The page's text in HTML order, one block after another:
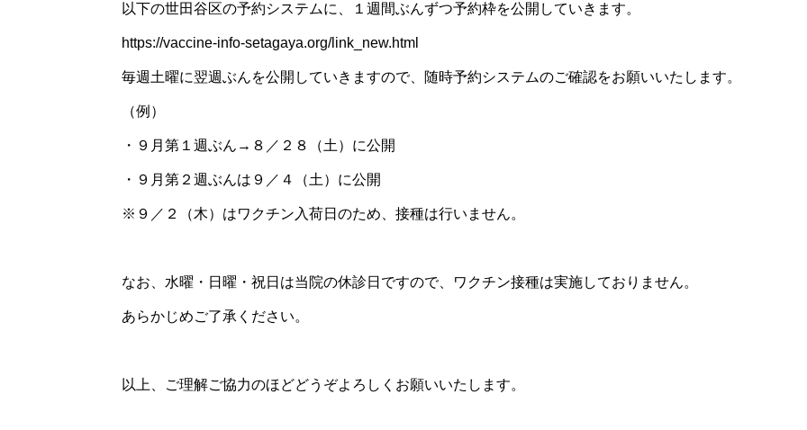
以下の世田谷区の予約システムに、１週間ぶんずつ予約枠を公開していきます。
https://vaccine-info-setagaya.org/link_new.html
毎週土曜に翌週ぶんを公開していきますので、随時予約システムのご確認をお願いいたします。
（例）
・９月第１週ぶん→８／２８（土）に公開
・９月第２週ぶんは９／４（土）に公開
※９／２（木）はワクチン入荷日のため、接種は行いません。
なお、水曜・日曜・祝日は当院の休診日ですので、ワクチン接種は実施しておりません。
あらかじめご了承ください。
以上、ご理解ご協力のほどどうぞよろしくお願いいたします。